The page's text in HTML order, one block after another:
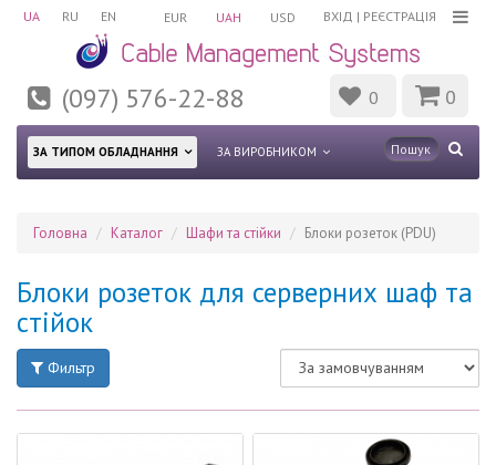
UA RU EN ВХІД | РЕЄСТРАЦІЯ
EUR UAH USD
(097) 576-22-88 0 0
ЗА ТИПОМ ОБЛАДНАННЯ ЗА ВИРОБНИКОМ
Головна Каталог Шафи та стійки Блоки розеток (PDU)
Блоки розеток для серверних шаф та
стійок
Фильтр